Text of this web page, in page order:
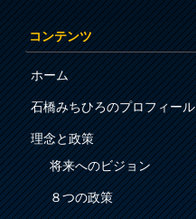
コンテンツ
ホーム
石橋みちひろのプロフィール
理念と政策
将来へのビジョン
８つの政策